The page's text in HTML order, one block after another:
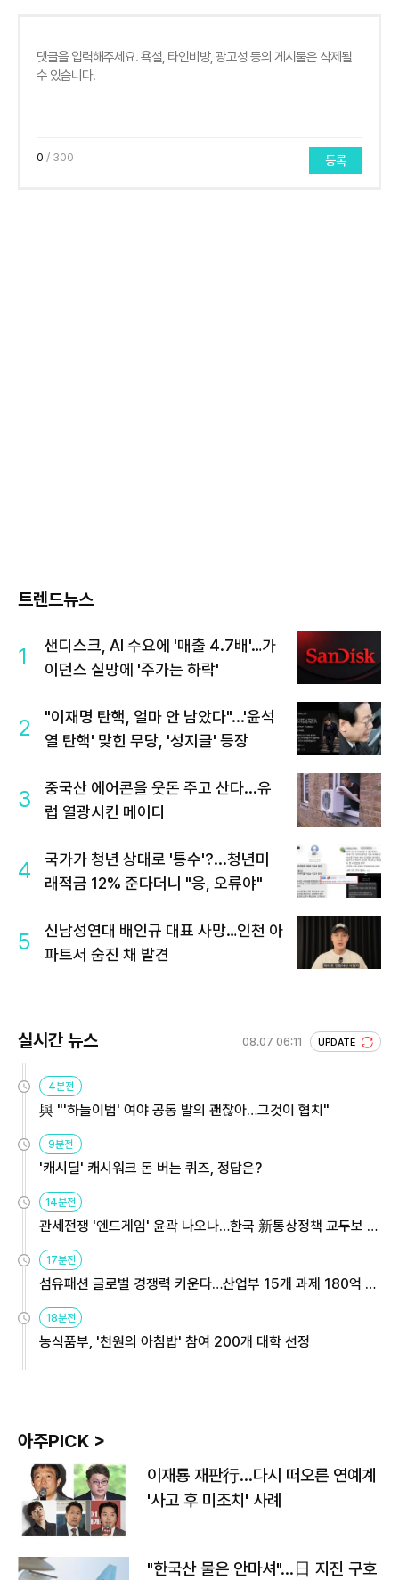
0 / 300 등록
트렌드뉴스
1
샌디스크, AI 수요에 '매출 4.7배'…가
이던스 실망에 '주가는 하락'
2
"이재명 탄핵, 얼마 안 남았다"...'윤석
열 탄핵' 맞힌 무당, '성지글' 등장
3
중국산 에어콘을 웃돈 주고 산다...유
럽 열광시킨 메이디
4
국가가 청년 상대로 '통수'?...청년미
래적금 12% 준다더니 "응, 오류야"
5
신남성연대 배인규 대표 사망…인천 아
파트서 숨진 채 발견
실시간 뉴스 08.07 06:11 UPDATE
4분전
與 "'하늘이법' 여야 공동 발의 괜찮아…그것이 협치"
9분전
'캐시딜' 캐시워크 돈 버는 퀴즈, 정답은?
14분전
관세전쟁 '엔드게임' 윤곽 나오나…한국 新통상정책 교두보 활
17분전
섬유패션 글로벌 경쟁력 키운다…산업부 15개 과제 180억 지
18분전
농식품부, '천원의 아침밥' 참여 200개 대학 선정
아주PICK >
이재룡 재판行…다시 떠오른 연예계
'사고 후 미조치' 사례
"한국산 물은 안마셔"…日 지진 구호